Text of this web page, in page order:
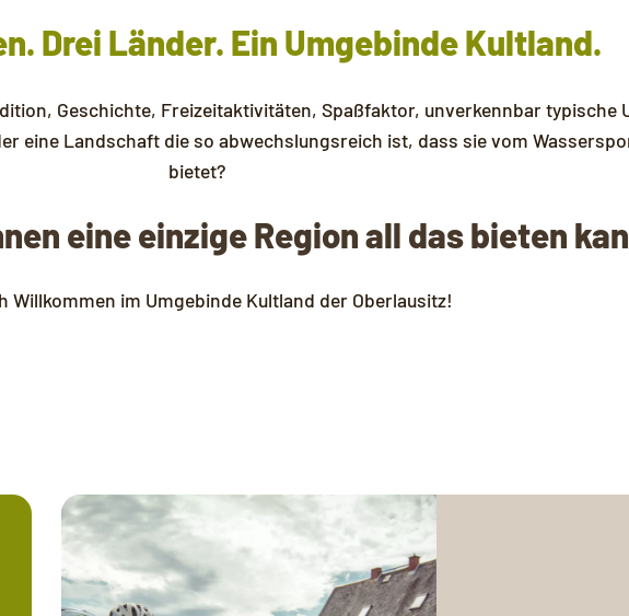
Drei Länder. Ein Umgebinde Kultland.
Geschichte, Freizeitaktivitäten, Spaßfaktor, unverkennbar typische
eine Landschaft die so abwechslungsreich ist, dass sie vom
bietet?
eine einzige Region all das bieten
Willkommen im Umgebinde Kultland der Oberlausitz!